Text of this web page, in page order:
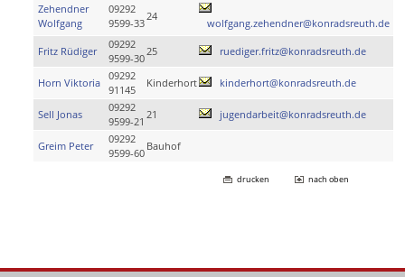
Zehendner
Wolfgang
09292
9599-33
24
wolfgang.zehendner@konradsreuth.de
Fritz Rüdiger
09292
9599-30
25 ruediger.fritz@konradsreuth.de
Horn Viktoria
09292
91145
Kinderhort kinderhort@konradsreuth.de
Sell Jonas
09292
9599-21
21 jugendarbeit@konradsreuth.de
Greim Peter
09292
9599-60
Bauhof
drucken nach oben